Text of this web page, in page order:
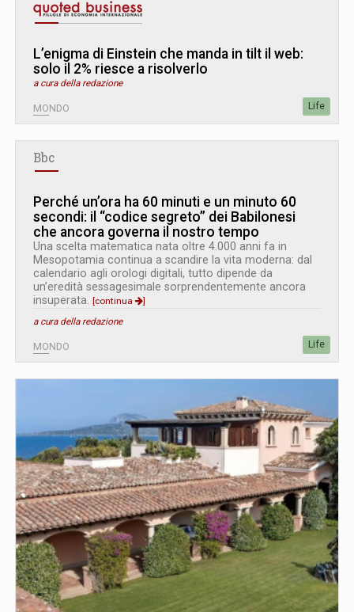
L’enigma di Einstein che manda in tilt il web:
solo il 2% riesce a risolverlo
a cura della redazione
MONDO Life
Bbc
Perché un’ora ha 60 minuti e un minuto 60
secondi: il “codice segreto” dei Babilonesi
che ancora governa il nostro tempo
Una scelta matematica nata oltre 4.000 anni fa in
Mesopotamia continua a scandire la vita moderna: dal
calendario agli orologi digitali, tutto dipende da
un’eredità sessagesimale sorprendentemente ancora
insuperata.
[continua
]
a cura della redazione
MONDO Life